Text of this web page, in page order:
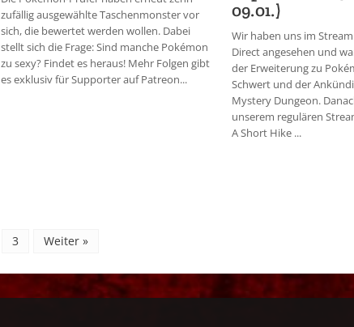
zufällig ausgewählte Taschenmonster vor
sich, die bewertet werden wollen. Dabei
stellt sich die Frage: Sind manche Pokémon
zu sexy? Findet es heraus! Mehr Folgen gibt
es exklusiv für Supporter auf Patreon...
09.01.)
Wir haben uns im
Direct angesehen und
der Erweiterung zu
Schwert und der
Mystery Dungeon.
unserem regulären
A Short Hike ...
3 Weiter »